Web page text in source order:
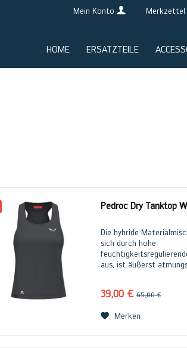
Mein Konto Merkzettel
HOME ERSATZTEILE
Pedroc Dry Tanktop
Die hybride
sich durch hohe
aus, ist äußerst
seinem klassischen,
39,00 € 65,00 €
Merken